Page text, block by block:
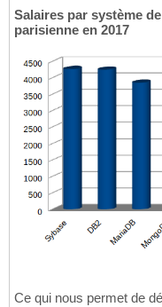
Salaires par système
parisienne en 2017
Ce qui nous permet de